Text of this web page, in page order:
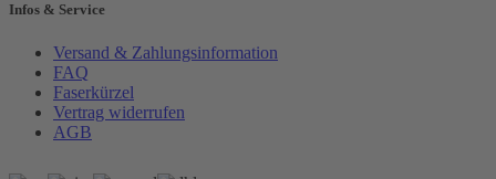
Infos & Service
Versand & Zahlungsinformation
FAQ
Faserkürzel
Vertrag widerrufen
AGB